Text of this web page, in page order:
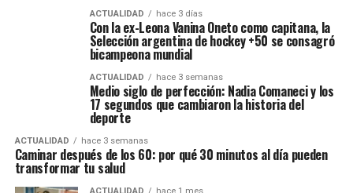
ACTUALIDAD hace 3 días
Con la ex-Leona Vanina Oneto como capitana, la
Selección argentina de hockey +50 se consagró
bicampeona mundial
ACTUALIDAD hace 3 semanas
Medio siglo de perfección: Nadia Comaneci y los
17 segundos que cambiaron la historia del
deporte
ACTUALIDAD hace 3 semanas
Caminar después de los 60: por qué 30 minutos al día pueden
transformar tu salud